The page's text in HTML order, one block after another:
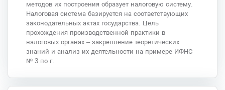
методов их построения образует налоговую систему.
Налоговая система базируется на соответствующих
законодательных актах государства. Цель
прохождения производственной практики в
налоговых органах – закрепление теоретических
знаний и анализ их деятельности на примере ИФНС
№ 3 по г.